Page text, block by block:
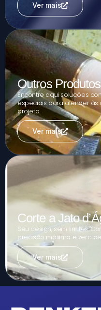
Ver mais
Outros Produtos
Encontre aqui soluções
especiais para atender às
projeto.
Ver mais
Corte a Jato
Seu design, sem limites.
precisão máxima e zero
Ver mais